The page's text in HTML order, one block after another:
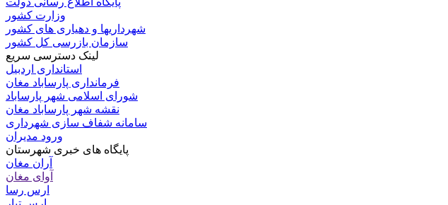
وزارت کشور
شهرداریها و دهیاری های کشور
سازمان بازرسی کل کشور
لینک دسترسی سریع
استانداری اردبیل
فرمانداری پارساباد مغان
شورای اسلامی شهر پارساباد
نقشه شهر پارساباد مغان
سامانه شفاف سازی شهرداری
ورود مدیران
پایگاه های خبری شهرستان
آران مغان
آوای مغان
ارس رسا